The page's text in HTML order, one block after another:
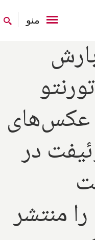
منو
عکس‌های
در
منتشر